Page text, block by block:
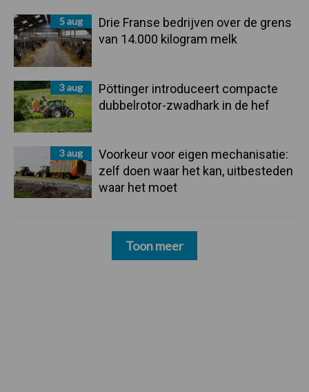
5 aug
Drie Franse bedrijven over de grens
van 14.000 kilogram melk
3 aug
Pöttinger introduceert compacte
dubbelrotor-zwadhark in de hef
3 aug
Voorkeur voor eigen mechanisatie:
zelf doen waar het kan, uitbesteden
waar het moet
Toon meer